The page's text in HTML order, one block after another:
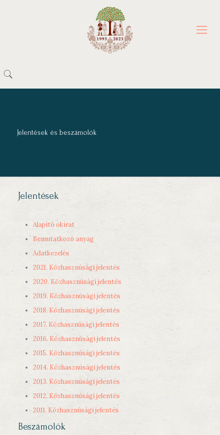
Jelentések és beszámolók
Jelentések
Alapító okirat
Bemutatkozó anyag
Adatkezelés
2021. Közhasznúsági jelentés
2020. Közhasznúsági jelentés
2019. Közhasznúsági jelentés
2018. Közhasznúsági jelentés
2017. Közhasznúsági jelentés
2016. Közhasznúsági jelentés
2015. Közhasznúsági jelentés
2014. Közhasznúsági jelentés
2013. Közhasznúsági jelentés
2012. Közhasznúsági jelentés
2011. Közhasznúsági jelentés
Beszámolók